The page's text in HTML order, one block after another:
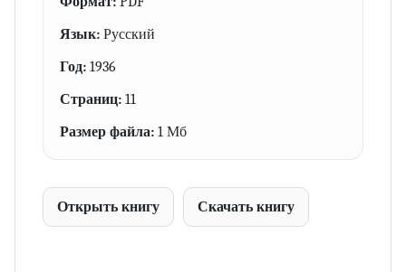
Язык: Русский
Год: 1936
Страниц: 11
Размер файла: 1 Мб
Открыть книгу Скачать книгу